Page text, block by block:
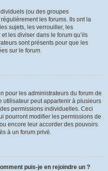
(ou des groupes
les forums. Ils ont la
sujets, les verrouiller, les
les diviser dans le forum qu’ils
sont présents pour que les
sur le forum.
pour les administrateurs du forum de
utilisateur peut appartenir à plusieurs
permissions individuelles. Ceci
pourront modifier les permissions de
encore leur accorder des pouvoirs
à un forum privé.
puis-je en rejoindre un ?